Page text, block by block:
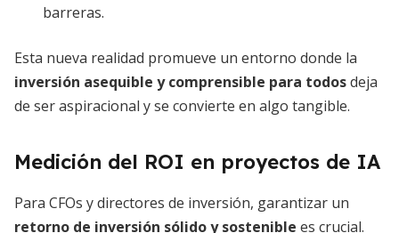
barreras.
Esta nueva realidad promueve un entorno donde la
inversión asequible y comprensible para todosdeja
de ser aspiracional y se convierte en algo tangible.
Medición del ROI en proyectos de IA
Para CFOs y directores de inversión, garantizar un
retorno de inversión sólido y sostenible es crucial.